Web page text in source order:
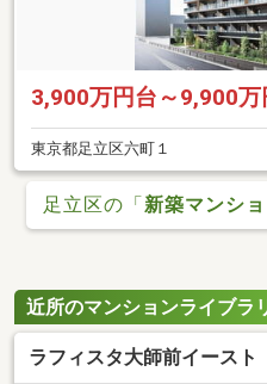
3,900万円台～9,900万
東京都足立区六町１
足立区の「新築マンシ
近所のマンションライブラ
ラフィスタ大師前イースト